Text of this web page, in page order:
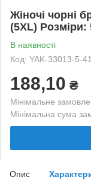
Жіночі чорні
(5XL) Розміри:
В наявності
Код: YAK-33013-5-
188,10 ₴
Мінімальне
Мінімальна сума
Опис